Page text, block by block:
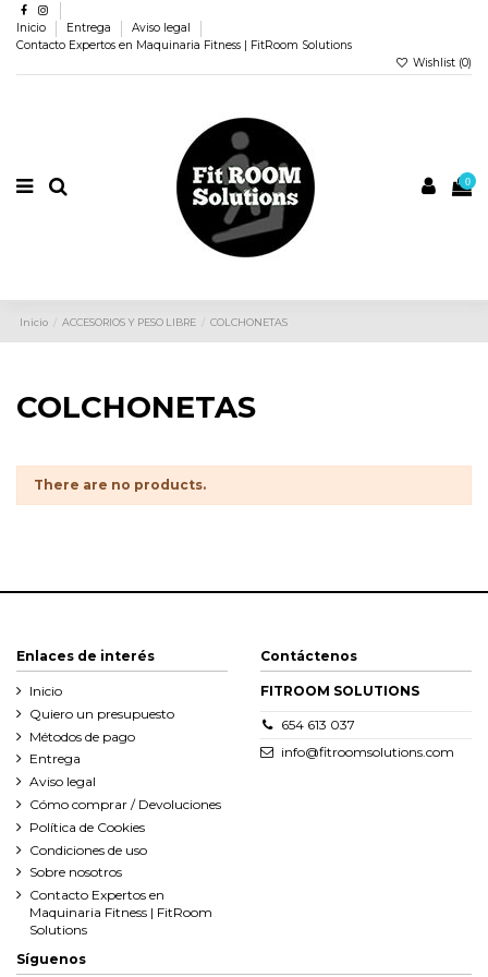
Inicio Entrega
Aviso legal
Contacto Expertos en Maquinaria Fitness | FitRoom Solutions
Wishlist (0)
0
Inicio ACCESORIOS Y PESO LIBRE COLCHONETAS
COLCHONETAS
There are no products.
Enlaces de interés
Inicio
Quiero un presupuesto
Métodos de pago
Entrega
Aviso legal
Cómo comprar / Devoluciones
Política de Cookies
Condiciones de uso
Sobre nosotros
Contacto Expertos en
Maquinaria Fitness | FitRoom
Solutions
Contáctenos
FITROOM SOLUTIONS
654 613 037
info@fitroomsolutions.com
Síguenos